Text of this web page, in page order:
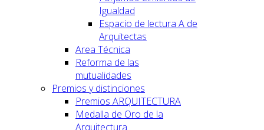
Igualdad
Espacio de lectura A de
Arquitectas
Area Técnica
Reforma de las
mutualidades
Premios y distinciones
Premios ARQUITECTURA
Medalla de Oro de la
Arquitectura